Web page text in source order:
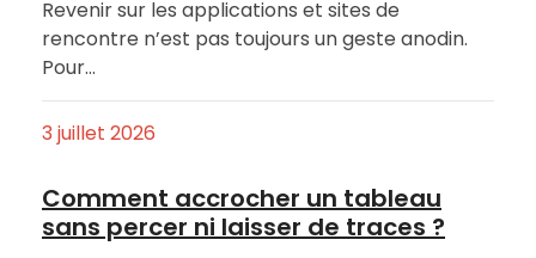
Revenir sur les applications et sites de
rencontre n’est pas toujours un geste anodin.
Pour…
3 juillet 2026
Comment accrocher un tableau
sans percer ni laisser de traces ?